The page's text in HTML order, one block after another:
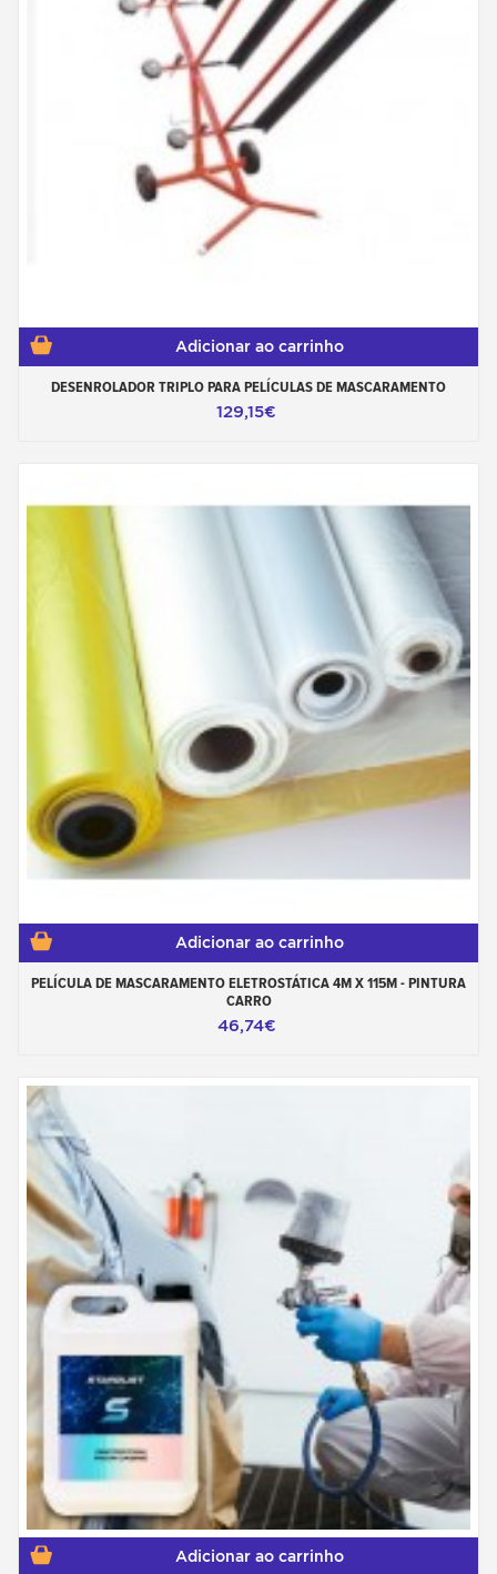
Adicionar ao carrinho
DESENROLADOR TRIPLO PARA PELÍCULAS DE MASCARAMENTO
129,15€
Adicionar ao carrinho
PELÍCULA DE MASCARAMENTO ELETROSTÁTICA 4M X 115M - PINTURA
CARRO
46,74€
Adicionar ao carrinho